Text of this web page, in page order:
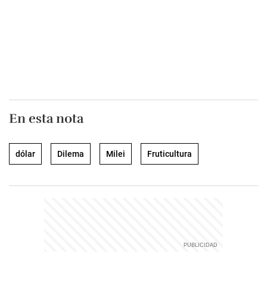
En esta nota
dólar Dilema Milei Fruticultura